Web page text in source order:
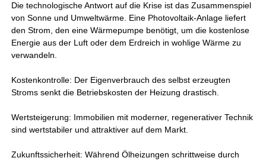
Die technologische Antwort auf die Krise ist das Zusammenspiel
von Sonne und Umweltwärme. Eine Photovoltaik-Anlage liefert
den Strom, den eine Wärmepumpe benötigt, um die kostenlose
Energie aus der Luft oder dem Erdreich in wohlige Wärme zu
verwandeln.
Kostenkontrolle: Der Eigenverbrauch des selbst erzeugten
Stroms senkt die Betriebskosten der Heizung drastisch.
Wertsteigerung: Immobilien mit moderner, regenerativer Technik
sind wertstabiler und attraktiver auf dem Markt.
Zukunftssicherheit: Während Ölheizungen schrittweise durch